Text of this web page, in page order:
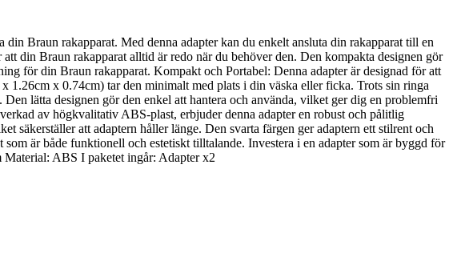
Braun rakapparat. Med denna adapter kan du enkelt ansluta din rakapparat till en
din Braun rakapparat alltid är redo när du behöver den. Den kompakta designen gör
för din Braun rakapparat. Kompakt och Portabel: Denna adapter är designad för att
1.26cm x 0.74cm) tar den minimalt med plats i din väska eller ficka. Trots sin ringa
lätta designen gör den enkel att hantera och använda, vilket ger dig en problemfri
av högkvalitativ ABS-plast, erbjuder denna adapter en robust och pålitlig
att adaptern håller länge. Den svarta färgen ger adaptern ett stilrent och
är både funktionell och estetiskt tilltalande. Investera i en adapter som är byggd för
ABS I paketet ingår: Adapter x2